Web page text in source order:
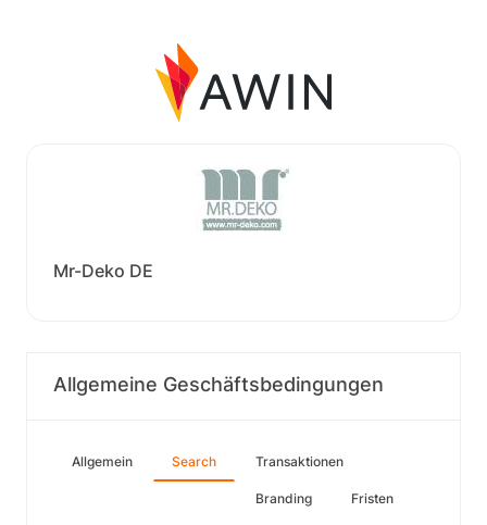
Mr-Deko DE
Allgemeine Geschäftsbedingungen
Allgemein Search Transaktionen
Branding Fristen